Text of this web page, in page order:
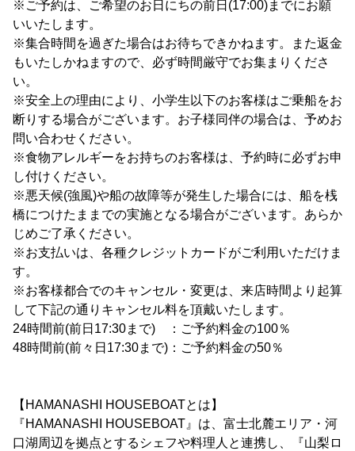
※ご予約は、ご希望のお日にちの前日(17:00)までにお願
いいたします。
※集合時間を過ぎた場合はお待ちできかねます。また返金
もいたしかねますので、必ず時間厳守でお集まりくださ
い。
※安全上の理由により、小学生以下のお客様はご乗船をお
断りする場合がございます。お子様同伴の場合は、予めお
問い合わせください。
※食物アレルギーをお持ちのお客様は、予約時に必ずお申
し付けください。
※悪天候(強風)や船の故障等が発生した場合には、船を桟
橋につけたままでの実施となる場合がございます。あらか
じめご了承ください。
※お支払いは、各種クレジットカードがご利用いただけま
す。
※お客様都合でのキャンセル・変更は、来店時間より起算
して下記の通りキャンセル料を頂戴いたします。
24時間前(前日17:30まで) ：ご予約料金の100％
48時間前(前々日17:30まで)：ご予約料金の50％
【HAMANASHI HOUSEBOATとは】
『HAMANASHI HOUSEBOAT』は、富士北麓エリア・河
口湖周辺を拠点とするシェフや料理人と連携し、『山梨ロ